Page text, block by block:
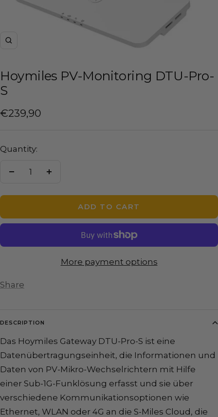
Zoom
Hoymiles PV-Monitoring DTU-Pro-
S
Sale
€239,90
Quantity:
Decrease
ADD TO CART
More payment options
Share
DESCRIPTION
Das Hoymiles Gateway DTU-Pro-S ist eine
Datenübertragungseinheit, die Informationen und
Daten von PV-Mikro-Wechselrichtern mit Hilfe
einer Sub-1G-Funklösung erfasst und sie über
verschiedene Kommunikationsoptionen wie
Ethernet, WLAN oder 4G an die S-Miles Cloud, die